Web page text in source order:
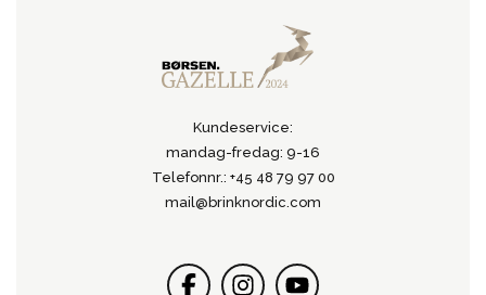
Kundeservice:
mandag-fredag: 9-16
Telefonnr.: +45 48 79 97 00
mail@brinknordic.com